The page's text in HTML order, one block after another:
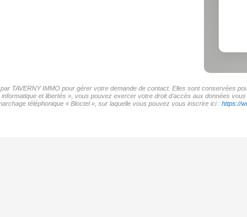
TAVERNY IMMO pour gérer votre demande de contact. Elles sont conservées
et libertés », vous pouvez exercer votre droit d'accès aux données
téléphonique « Bloctel », sur laquelle vous pouvez vous inscrire ici : https://